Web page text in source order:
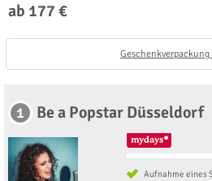
ab 177 €
1 Be a Popstar Düsseldorf
Aufnahme eines